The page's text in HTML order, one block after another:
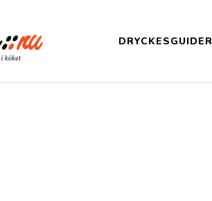
DRYCKESGUIDER